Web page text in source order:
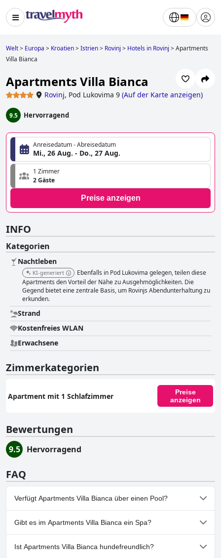
Welt> Europa > Kroatien>Istrien> Rovinj > Hotels in Rovinj >Apartments
Villa Bianca
Apartments Villa Bianca
Rovinj, Pod Lukovima 9 (Auf der Karte anzeigen)
9.5 Hervorragend
Anreisedatum - Abreisedatum
Mi., 26 Aug. - Do., 27 Aug.
1 Zimmer
2 Gäste
Preise anzeigen
INFO
Kategorien
Nachtleben
KI-generiert
Ebenfalls in Pod Lukovima gelegen, teilen diese
Apartments den Vorteil der Nähe zu Ausgehmöglichkeiten. Die
Gegend bietet eine zentrale Basis, um Rovinjs Abendunterhaltung zu
erkunden.
Strand
Kostenfreies WLAN
Erwachsene
Zimmerkategorien
Apartment mit 1 Schlafzimmer
Preise
anzeigen
Bewertungen
9.5 Hervorragend
FAQ
Verfügt Apartments Villa Bianca über einen Pool?
Nein, Apartments Villa Bianca hat keinen Pool.
Gibt es im Apartments Villa Bianca ein Spa?
Nein, ein Spa ist im Apartments Villa Bianca nicht vorhanden.
Ist Apartments Villa Bianca hundefreundlich?